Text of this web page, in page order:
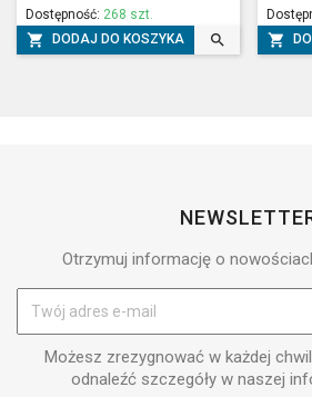
Dostępność: 268 szt.
 DODAJ DO KOSZYKA  
Otrzymuj informację o
Możesz zrezygnować w każdej
odnaleźć szczegóły w naszej